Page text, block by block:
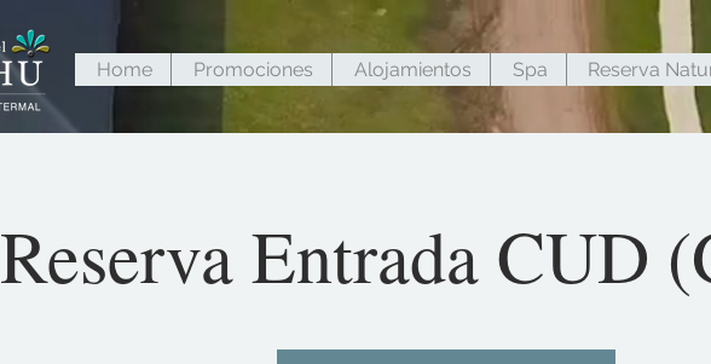
Home Promociones Alojamientos Spa Reserva
Reserva Entrada CUD